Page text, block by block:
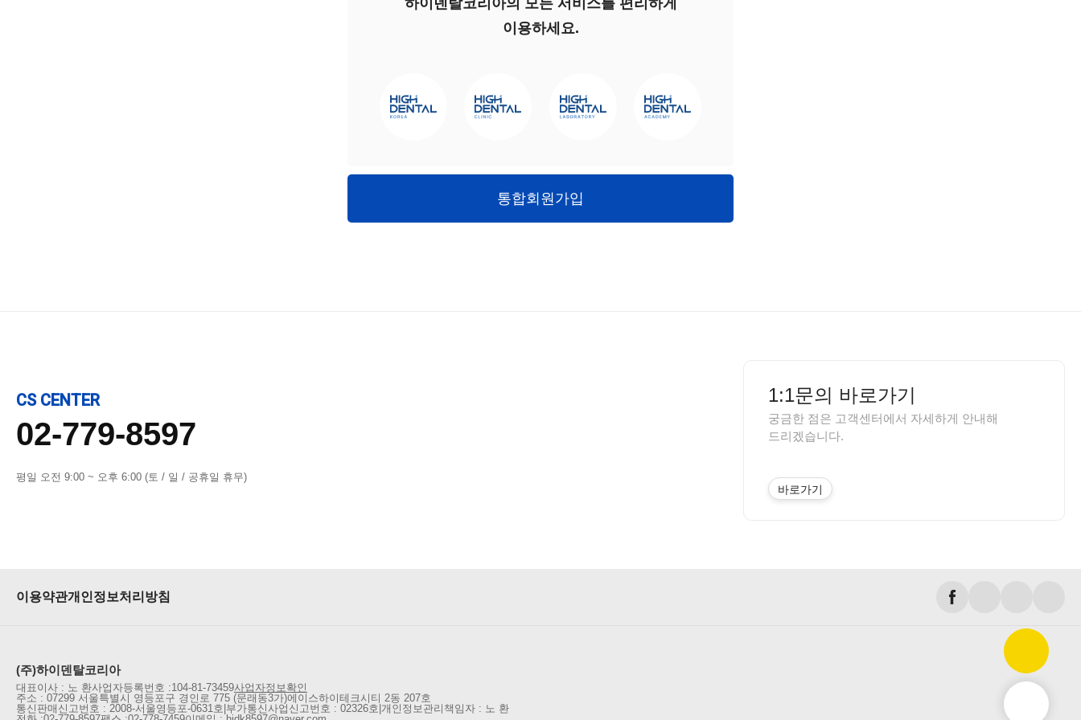
하이덴탈코리아의 모든 서비스를 편리하게
이용하세요.
통합회원가입
CS CENTER
02-779-8597
평일 오전 9:00 ~ 오후 6:00 (토 / 일 / 공휴일 휴무)
1:1문의 바로가기
궁금한 점은 고객센터에서 자세하게 안내해
드리겠습니다.
바로가기
이용약관개인정보처리방침
(주)하이덴탈코리아
대표이사 : 노 환사업자등록번호 :104-81-73459사업자정보확인
주소 : 07299 서울특별시 영등포구 경인로 775 (문래동3가)에이스하이테크시티 2동 207호
통신판매신고번호 : 2008-서울영등포-0631호 부가통신사업신고번호 : 02326호 개인정보관리책임자 : 노 환